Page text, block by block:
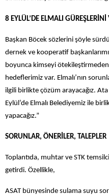
8 EYLÜL’DE ELMALI
Başkan Böcek sözlerini şöyle
dernek ve kooperatif
boyunca kimseyi
hedeflerimiz var. Elmalı’nın
ilgili birlikte çözüm arayacağız.
Eylül’de Elmalı Belediyemiz ile
yapacağız.”
SORUNLAR, ÖNERİLER, TALEPLER
Toplantıda, muhtar ve STK
getirdi. Özellikle,
ASAT bünyesinde sulama suyu